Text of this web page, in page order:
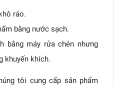
ráo.
bằng nước sạch.
bằng máy rửa chén nhưng
khuyến khích.
tôi cung cấp sản phẩm